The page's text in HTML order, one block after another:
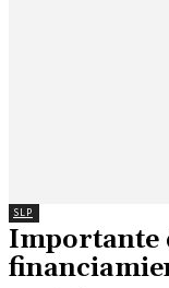
SLP
Importante